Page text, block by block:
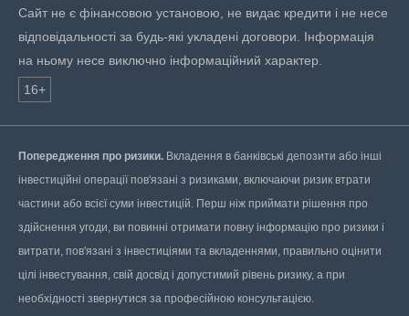
Сайт не є фінансовою установою, не видає кредити і не несе
відповідальності за будь-які укладені договори. Інформація
на ньому несе виключно інформаційний характер.
16+
Попередження про ризики. Вкладення в банківські депозити або інші
інвестиційні операції пов'язані з ризиками, включаючи ризик втрати
частини або всієї суми інвестицій. Перш ніж приймати рішення про
здійснення угоди, ви повинні отримати повну інформацію про ризики і
витрати, пов'язані з інвестиціями та вкладеннями, правильно оцінити
цілі інвестування, свій досвід і допустимий рівень ризику, а при
необхідності звернутися за професійною консультацією.